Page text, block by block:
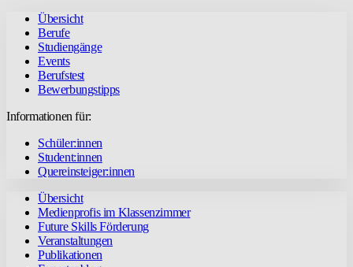
Übersicht
Berufe
Studiengänge
Events
Berufstest
Bewerbungstipps
Informationen für:
Schüler:innen
Student:innen
Quereinsteiger:innen
Übersicht
Medienprofis im Klassenzimmer
Future Skills Förderung
Veranstaltungen
Publikationen